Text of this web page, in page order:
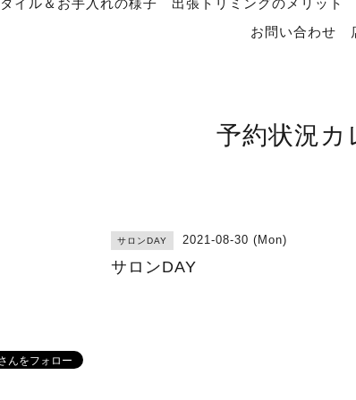
お問い合わせ
予約状況カ
サロンDAY 2021-08-30 (Mon)
サロンDAY